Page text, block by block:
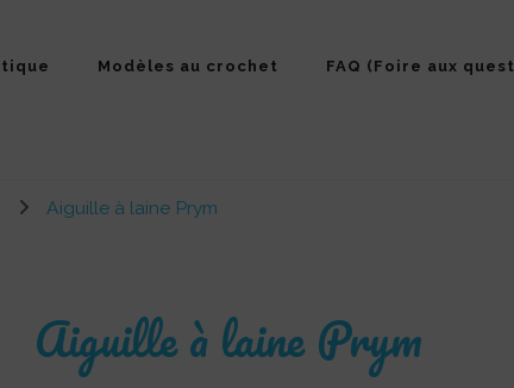
Modèles au crochet FAQ (Foire aux
Aiguille à laine Prym
Aiguille à laine Prym